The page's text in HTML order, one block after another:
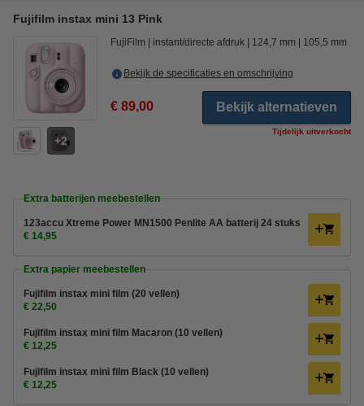
Fujifilm instax mini 13 Pink
2
FujiFilm instant/directe afdruk 124,7 mm 105,5 mm
Bekijk de specificaties en omschrijving
€ 89,00 Bekijk alternatieven
Tijdelijk uitverkocht
Extra batterijen meebestellen
123accu Xtreme Power MN1500 Penlite AA batterij 24 stuks
€ 14,95
Extra papier meebestellen
Fujifilm instax mini film (20 vellen)
€ 22,50
Fujifilm instax mini film Macaron (10 vellen)
€ 12,25
Fujifilm instax mini film Black (10 vellen)
€ 12,25